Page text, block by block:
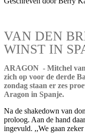
VAN DEN
WINST IN
ARAGON - Mitchel
zich op voor de derde
zondag staan er zes
Aragon in Spanje.
Na de shakedown van
proloog. Aan de hand
ingevuld. ,,We gaan